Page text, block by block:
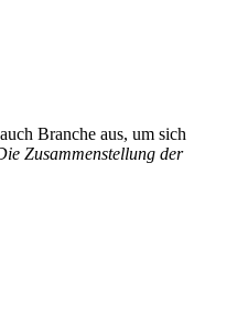
Branche aus, um sich
Zusammenstellung der